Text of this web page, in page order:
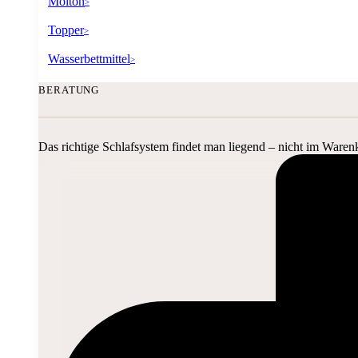
Topper>
Wasserbettmittel>
BERATUNG
Das richtige Schlafsystem findet man liegend – nicht im